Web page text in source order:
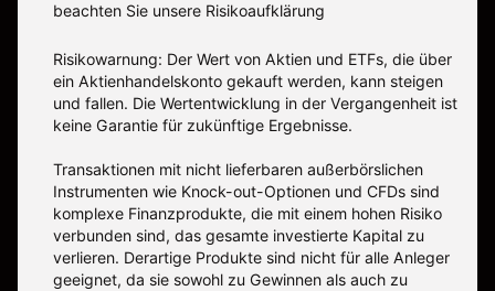
beachten Sie unsere Risikoaufklärung
Risikowarnung: Der Wert von Aktien und ETFs, die über
ein Aktienhandelskonto gekauft werden, kann steigen
und fallen. Die Wertentwicklung in der Vergangenheit ist
keine Garantie für zukünftige Ergebnisse.
Transaktionen mit nicht lieferbaren außerbörslichen
Instrumenten wie Knock-out-Optionen und CFDs sind
komplexe Finanzprodukte, die mit einem hohen Risiko
verbunden sind, das gesamte investierte Kapital zu
verlieren. Derartige Produkte sind nicht für alle Anleger
geeignet, da sie sowohl zu Gewinnen als auch zu